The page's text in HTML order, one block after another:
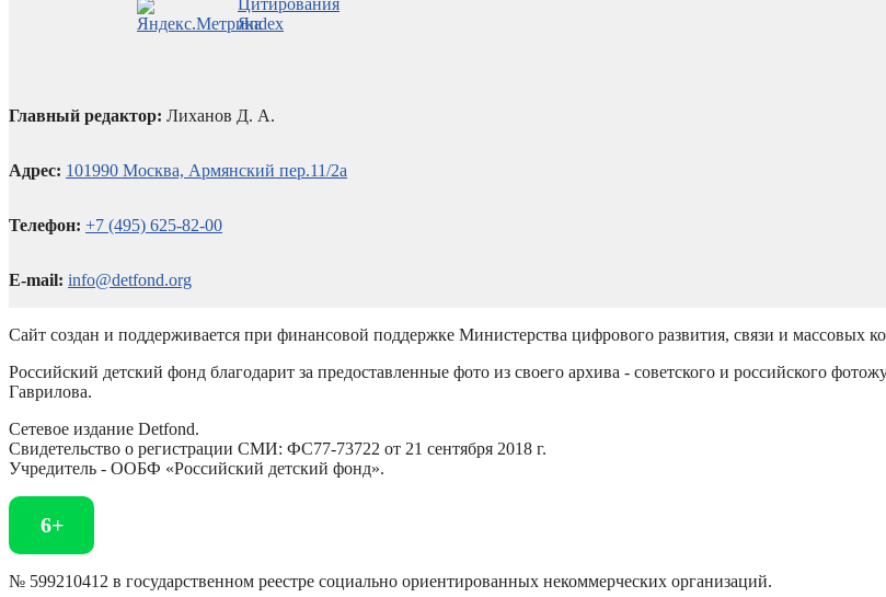
Главный редактор: Лиханов Д. А.
Адрес: 101990 Москва, Армянский пер.11/2а
Телефон: +7 (495) 625-82-00
E-mail: info@detfond.org
Сайт создан и поддерживается при финансовой поддержке Министерства цифрового развития, связи и массовых
Российский детский фонд благодарит за предоставленные фото из своего архива - советского и российского
Гаврилова.
Сетевое издание Detfond.
Свидетельство о регистрации СМИ: ФС77-73722 от 21 сентября 2018 г.
Учредитель - ООБФ «Российский детский фонд».
6+
№ 599210412 в государственном реестре социально ориентированных некоммерческих организаций.